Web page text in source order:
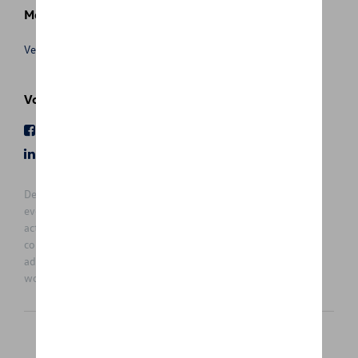
Meer info
Verkoopsvoorwaarden
Volg Ons
De prijzen op deze site zijn adviesprijzen (incl. btw), exclusief
eventuele installatiekosten. Voor meer informatie over de
actuele verkoopprijs en de eventuele installatiekosten kunt u
contact opnemen met uw concessiehouder / agent. De
adviesprijzen kunnen zonder voorafgaande kennisgeving
worden gewijzigd.